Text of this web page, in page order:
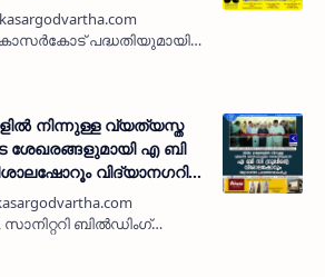
കാസര്‍കോട് പദ്ധതിയുമായി
'75 മേറ്റ്‌സ്' കൂട്ടായ്മ
കെ എസ് ടി പി റോ…
നിന്നുള്ള വ്യത്യസ്ത
എ ബി
വിദ്യാനഗറില്‍
സാനിറ്ററി ബില്‍ഡിംഗ്
ആഗോള ബ്രാന്‍ഡായ എ